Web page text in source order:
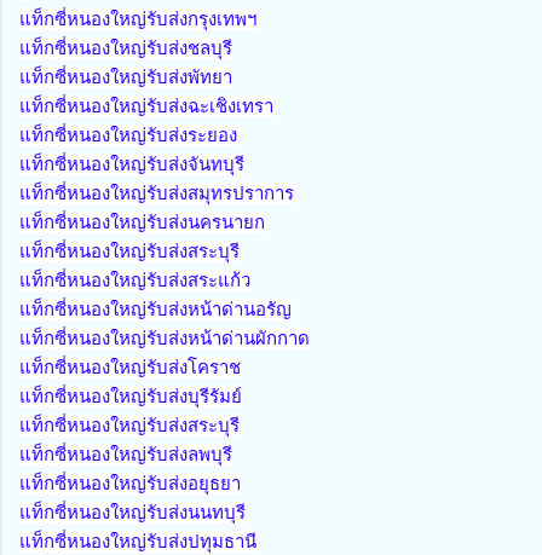
แท็กซี่หนองใหญ่รับส่งกรุงเทพฯ
แท็กซี่หนองใหญ่รับส่งชลบุรี
แท็กซี่หนองใหญ่รับส่งพัทยา
แท็กซี่หนองใหญ่รับส่งฉะเชิงเทรา
แท็กซี่หนองใหญ่รับส่งระยอง
แท็กซี่หนองใหญ่รับส่งจันทบุรี
แท็กซี่หนองใหญ่รับส่งสมุทรปราการ
แท็กซี่หนองใหญ่รับส่งนครนายก
แท็กซี่หนองใหญ่รับส่งสระบุรี
แท็กซี่หนองใหญ่รับส่งสระแก้ว
แท็กซี่หนองใหญ่รับส่งหน้าด่านอรัญ
แท็กซี่หนองใหญ่รับส่งหน้าด่านผักกาด
แท็กซี่หนองใหญ่รับส่งโคราช
แท็กซี่หนองใหญ่รับส่งบุรีรัมย์
แท็กซี่หนองใหญ่รับส่งสระบุรี
แท็กซี่หนองใหญ่รับส่งลพบุรี
แท็กซี่หนองใหญ่รับส่งอยุธยา
แท็กซี่หนองใหญ่รับส่งนนทบุรี
แท็กซี่หนองใหญ่รับส่งปทุมธานี